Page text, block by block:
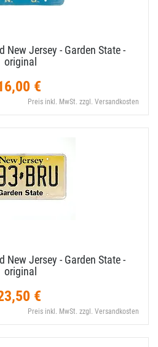
New Jersey - Garden State -
original
€
Preis inkl. MwSt. zzgl. Versandkosten
New Jersey - Garden State -
original
€
Preis inkl. MwSt. zzgl. Versandkosten